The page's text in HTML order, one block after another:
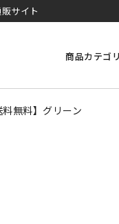
サイト
商品カテゴリ
無料】グリーン